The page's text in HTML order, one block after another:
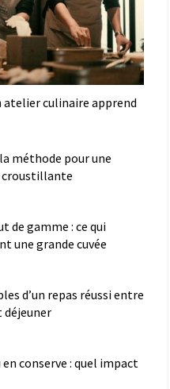
atelier culinaire apprend
méthode pour une
croustillante
de gamme : ce qui
une grande cuvée
d’un repas réussi entre
conserve : quel impact